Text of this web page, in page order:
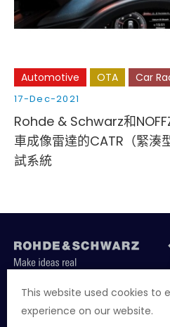
This website used cookies to
experience on our website.
Automotive OTA Car
17-Dec-2021
Rohde & Schwarz和
車成像雷達的CATR（緊湊
試系統
聯絡我們 徵才資訊 隱私權政
地址
台北市114內湖區堤頂大道二段89